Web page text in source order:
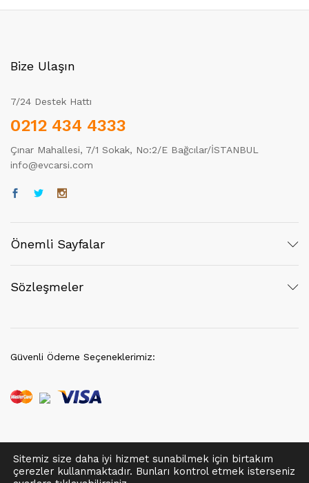
Tek Tıkla Ödeme Kolaylığı
Bize Ulaşın
7/24 Destek Hattı
0212 434 4333
Çınar Mahallesi, 7/1 Sokak, No:2/E Bağcılar/İSTANBUL
info@evcarsi.com
Önemli Sayfalar
Sözleşmeler
© 2021 EvÇarşı | Her hakkı saklıdır.
Güvenli Ödeme Seçeneklerimiz:
Sitemiz size daha iyi hizmet sunabilmek için birtakım
çerezler kullanmaktadır. Bunları kontrol etmek isterseniz